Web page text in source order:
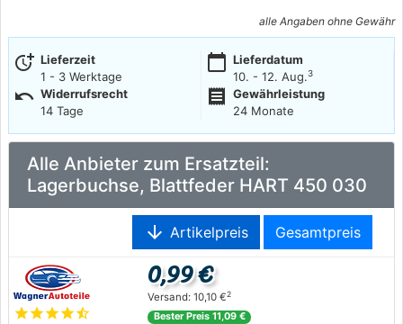
alle Angaben ohne Gewähr
more_time Lieferzeit
1 - 3 Werktage
calendar_today Lieferdatum
10. - 12. Aug.3
undo Widerrufsrecht
14 Tage
receipt
Gewährleistung
24 Monate
Alle Anbieter zum Ersatzteil:
Lagerbuchse, Blattfeder HART 450 030
arrow_downward Artikelpreis Gesamtpreis
starstarstarstarstar_half
0,99 €
Versand: 10,10 €2
Bester Preis 11,09 €